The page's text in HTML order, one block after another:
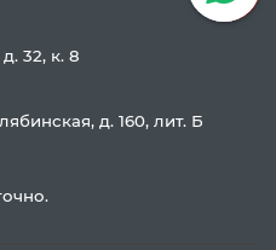
32, к. 8
д. 160, лит. Б